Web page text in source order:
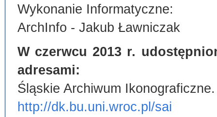
Wykonanie Informatyczne:
ArchInfo - Jakub Ławniczak
W czerwcu 2013 r.
adresami:
Śląskie Archiwum Ikonograficzne.
http://dk.bu.uni.wroc.pl/sai